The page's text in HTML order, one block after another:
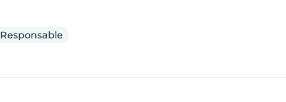
Responsable